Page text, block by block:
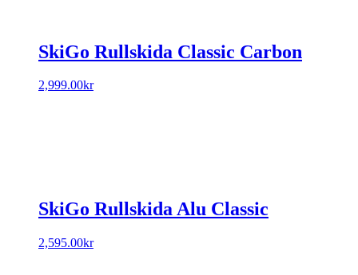
SkiGo Rullskida Classic Carbon
2,999.00kr
SkiGo Rullskida Alu Classic
2,595.00kr